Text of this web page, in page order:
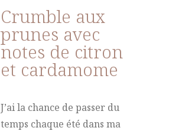
Crumble aux
prunes avec
notes de citron
et cardamome
J’ai la chance de passer du
temps chaque été dans ma